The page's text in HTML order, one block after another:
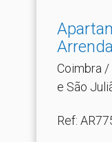
2.​..
Coimbra /
e São
Ref: